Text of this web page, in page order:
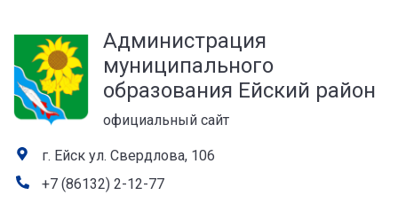
Администрация
муниципального
образования Ейский район
официальный сайт
г. Ейск ул. Свердлова, 106
+7 (86132) 2-12-77